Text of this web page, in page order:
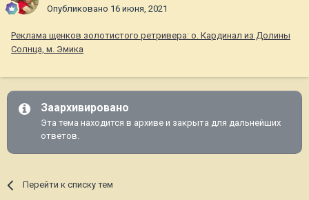
Опубликовано 16 июня, 2021
Реклама щенков золотистого ретривера: о. Кардинал из Долины
Солнца, м. Эмика
Заархивировано
Эта тема находится в архиве и закрыта для дальнейших
ответов.
Перейти к списку тем